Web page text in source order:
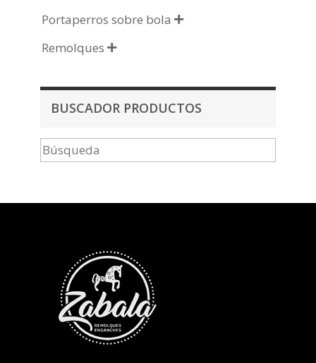
Portaperros sobre bola 
Remolques 
BUSCADOR PRODUCTOS